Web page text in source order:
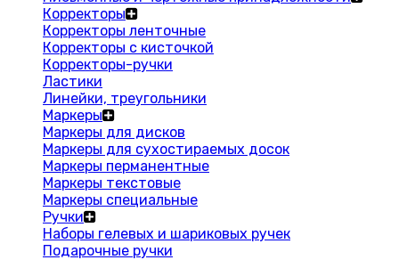
Корректоры
Корректоры ленточные
Корректоры с кисточкой
Корректоры-ручки
Ластики
Линейки, треугольники
Маркеры
Маркеры для дисков
Маркеры для сухостираемых досок
Маркеры перманентные
Маркеры текстовые
Маркеры специальные
Ручки
Наборы гелевых и шариковых ручек
Подарочные ручки